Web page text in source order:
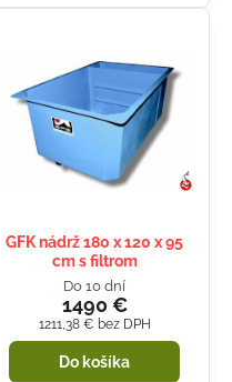
GFK nádrž 180 x 120 x 95
cm s filtrom
Do 10 dní
1490 €
1211,38 € bez DPH
Do košíka